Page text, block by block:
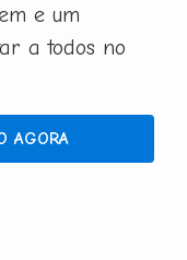
e um
a todos no
AGORA